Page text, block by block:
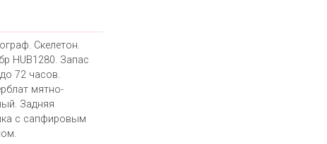
Скелетон.
HUB1280. Запас
72 часов.
мятно-
Задняя
с сапфировым